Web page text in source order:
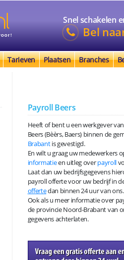
Snel schakelen
Bel
Tarieven Plaatsen Branches
Payroll Beers
Heeft of bent u een werkgever
Beers (Bèèrs, Baers) binnen de
Brabantis gevestigd.
En wilt u graag uw medewerkers
informatieen uitleg overpayroll
Laat dan uw bedrijfsgegevens
payroll offerte voor uw bedrijf in
offertedan binnen 24 uur van ons.
Ook als u meer informatie over
de provincie Noord-Brabant van
gegevens achterlaten.